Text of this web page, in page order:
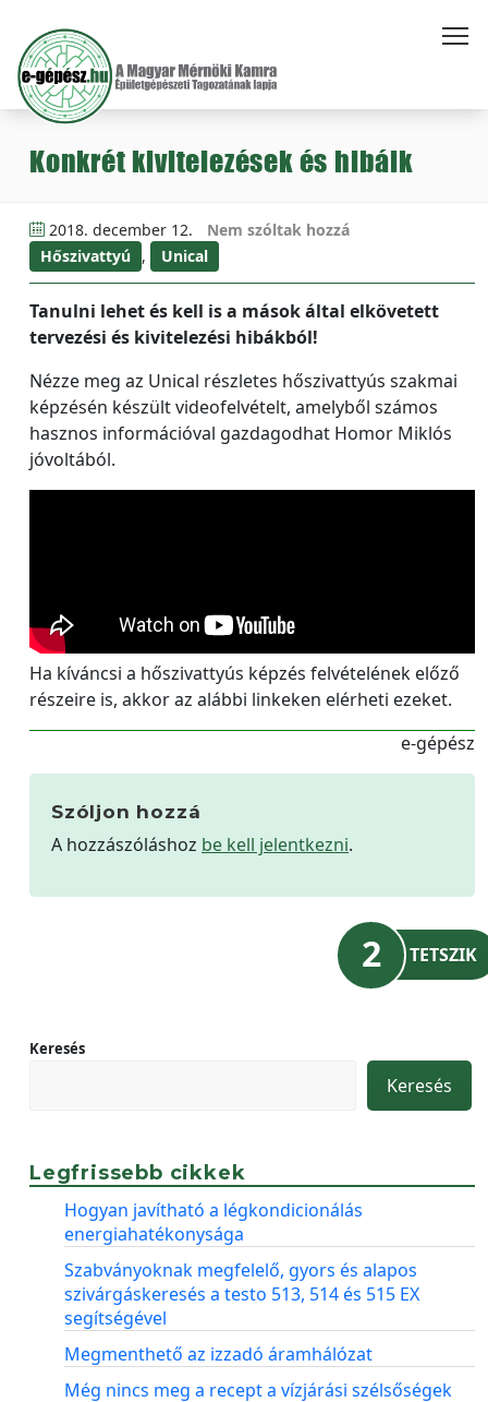
Konkrét kivitelezések és hibáik
2018. december 12.
Nem szóltak hozzá
Hőszivattyú
, Unical
Tanulni lehet és kell is a mások által elkövetett
tervezési és kivitelezési hibákból!
Nézze meg az Unical részletes hőszivattyús szakmai
képzésén készült videofelvételt, amelyből számos
hasznos információval gazdagodhat Homor Miklós
jóvoltából.
Ha kíváncsi a hőszivattyús képzés felvételének előző
részeire is, akkor az alábbi linkeken elérheti ezeket.
e-gépész
Szóljon hozzá
A hozzászóláshoz be kell jelentkezni.
2 TETSZIK
Keresés
Keresés
Legfrissebb cikkek
Hogyan javítható a légkondicionálás
energiahatékonysága
Szabványoknak megfelelő, gyors és alapos
szivárgáskeresés a testo 513, 514 és 515 EX
segítségével
Megmenthető az izzadó áramhálózat
Még nincs meg a recept a vízjárási szélsőségek